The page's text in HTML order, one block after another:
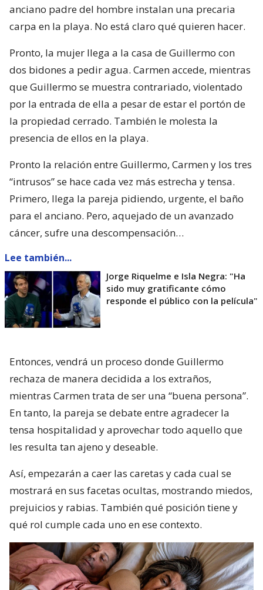
anciano padre del hombre instalan una precaria
carpa en la playa. No está claro qué quieren hacer.
Pronto, la mujer llega a la casa de Guillermo con
dos bidones a pedir agua. Carmen accede, mientras
que Guillermo se muestra contrariado, violentado
por la entrada de ella a pesar de estar el portón de
la propiedad cerrado. También le molesta la
presencia de ellos en la playa.
Pronto la relación entre Guillermo, Carmen y los tres
“intrusos” se hace cada vez más estrecha y tensa.
Primero, llega la pareja pidiendo, urgente, el baño
para el anciano. Pero, aquejado de un avanzado
cáncer, sufre una descompensación…
Lee también...
Jorge Riquelme e Isla Negra: "Ha
sido muy gratificante cómo
responde el público con la película"
Entonces, vendrá un proceso donde Guillermo
rechaza de manera decidida a los extraños,
mientras Carmen trata de ser una “buena persona”.
En tanto, la pareja se debate entre agradecer la
tensa hospitalidad y aprovechar todo aquello que
les resulta tan ajeno y deseable.
Así, empezarán a caer las caretas y cada cual se
mostrará en sus facetas ocultas, mostrando miedos,
prejuicios y rabias. También qué posición tiene y
qué rol cumple cada uno en ese contexto.